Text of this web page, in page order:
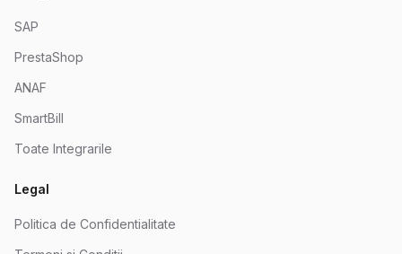
SAP
PrestaShop
ANAF
SmartBill
Toate Integrarile
Legal
Politica de Confidentialitate